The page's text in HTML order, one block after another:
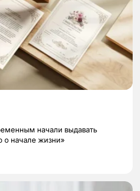
начали выдавать
о начале жизни»